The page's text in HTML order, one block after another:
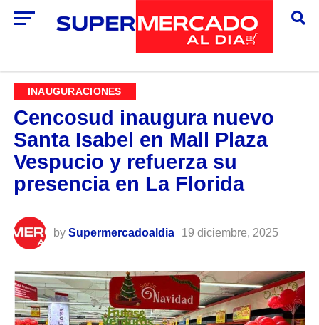
INAUGURACIONES
Cencosud inaugura nuevo
Santa Isabel en Mall Plaza
Vespucio y refuerza su
presencia en La Florida
by Supermercadoaldia 19 diciembre, 2025